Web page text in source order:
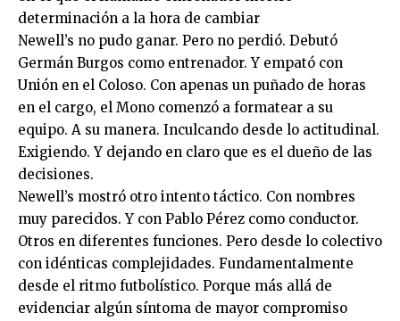
determinación a la hora de cambiar
Newell’s no pudo ganar. Pero no perdió. Debutó
Germán Burgos como entrenador. Y empató con
Unión en el Coloso. Con apenas un puñado de horas
en el cargo, el Mono comenzó a formatear a su
equipo. A su manera. Inculcando desde lo actitudinal.
Exigiendo. Y dejando en claro que es el dueño de las
decisiones.
Newell’s mostró otro intento táctico. Con nombres
muy parecidos. Y con Pablo Pérez como conductor.
Otros en diferentes funciones. Pero desde lo colectivo
con idénticas complejidades. Fundamentalmente
desde el ritmo futbolístico. Porque más allá de
evidenciar algún síntoma de mayor compromiso